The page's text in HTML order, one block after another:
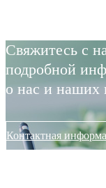
Свяжитесь с
подробной
о нас и наших
Контактная